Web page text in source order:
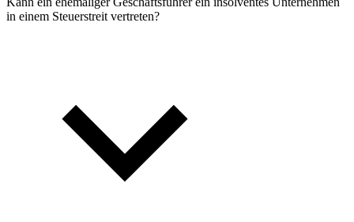
in einem Steuerstreit vertreten?